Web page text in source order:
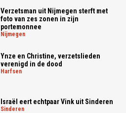
Verzetsman uit Nijmegen sterft met
foto van zes zonen in zijn
portemonnee
nijmegen
Ynze en Christine, verzetslieden
verenigd in de dood
harfsen
Israël eert echtpaar Vink uit Sinderen
sinderen